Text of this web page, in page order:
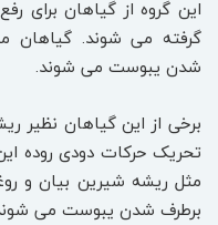
این گروه از گیاهان برای
گرفته می شوند. گیاهان
شدن یبوست می شوند.
برخی از این گیاهان نظیر
تحریک حرکات دودی روده
مثل ریشه شیرین بیان و
برطرف شدن یبوست می